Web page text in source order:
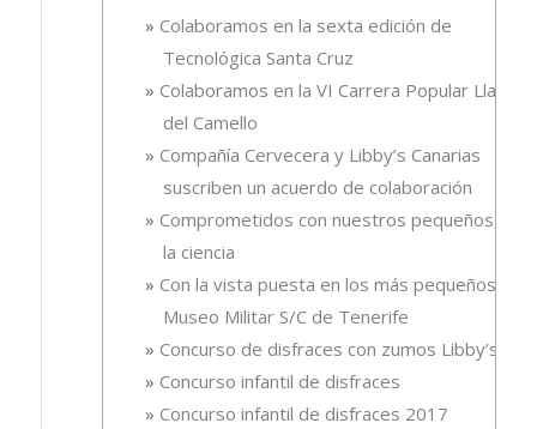
Colaboramos en la sexta edición de
Tecnológica Santa Cruz
Colaboramos en la VI Carrera Popular Llano
del Camello
Compañía Cervecera y Libby’s Canarias
suscriben un acuerdo de colaboración
Comprometidos con nuestros pequeños y
la ciencia
Con la vista puesta en los más pequeños.
Museo Militar S/C de Tenerife
Concurso de disfraces con zumos Libby’s
Concurso infantil de disfraces
Concurso infantil de disfraces 2017